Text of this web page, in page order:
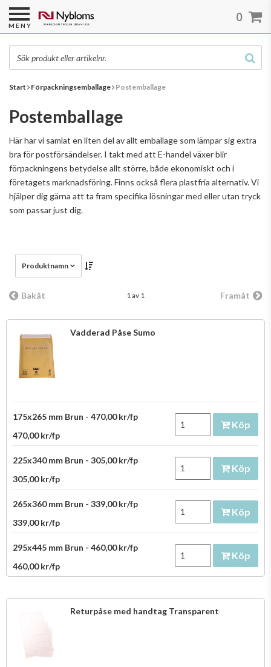
Start Förpackningsemballage Postemballage
Postemballage
Här har vi samlat en liten del av allt emballage som lämpar sig extra
bra för postförsändelser. I takt med att E-handel växer blir
förpackningens betydelse allt större, både ekonomiskt och i
företagets marknadsföring. Finns också flera plastfria alternativ. Vi
hjälper dig gärna att ta fram specifika lösningar med eller utan tryck
som passar just dig.
Produktnamn
Bakåt 1 av 1 Framåt
Vadderad Påse Sumo
175x265 mm Brun - 470,00 kr/fp
470,00 kr/fp
Köp
225x340 mm Brun - 305,00 kr/fp
305,00 kr/fp
Köp
265x360 mm Brun - 339,00 kr/fp
339,00 kr/fp
Köp
295x445 mm Brun - 460,00 kr/fp
460,00 kr/fp
Köp
Returpåse med handtag Transparent
MENY
0